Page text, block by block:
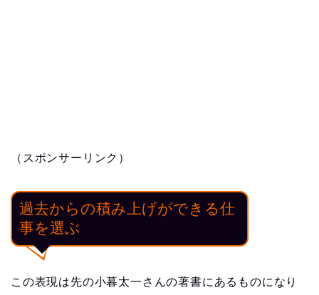
（スポンサーリンク）
過去からの積み上げができる仕
事を選ぶ
この表現は先の小暮太一さんの著書にあるものになり